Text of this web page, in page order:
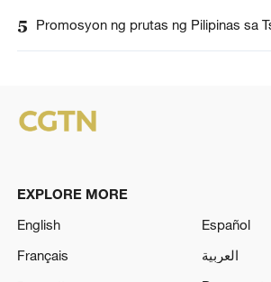
5 Promosyon ng prutas ng Pilipinas sa
EXPLORE MORE
English
Español
Français
العربية